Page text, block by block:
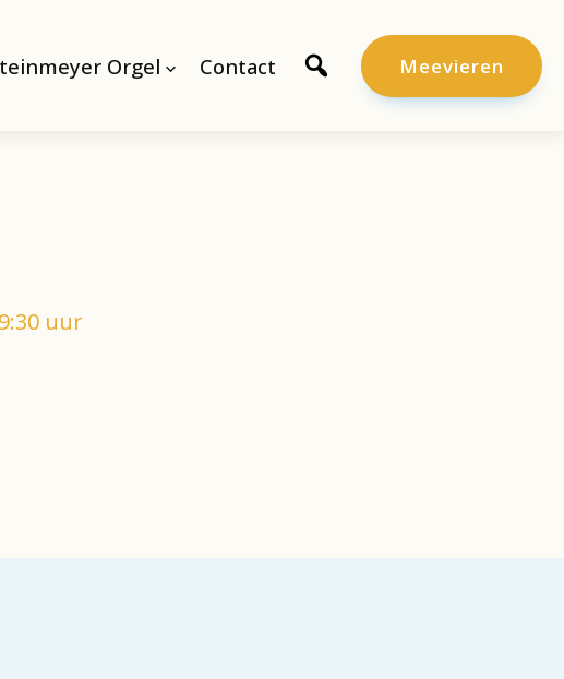
Orgel Contact Meevieren
uur